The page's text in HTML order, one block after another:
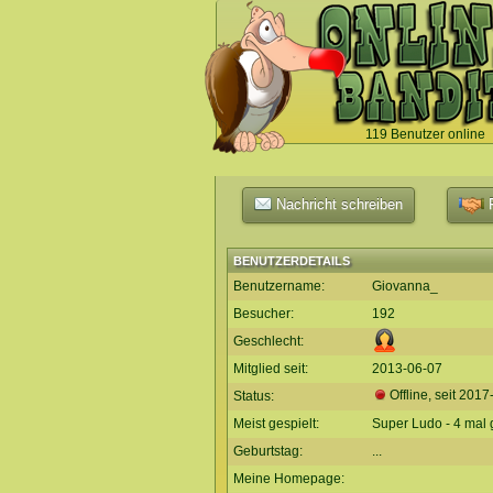
119 Benutzer online
`
Nachricht schreiben
BENUTZERDETAILS
Benutzername:
Giovanna_
Besucher:
192
Geschlecht:
Mitglied seit:
2013-06-07
Status:
Offline, seit
Meist gespielt:
Super Ludo - 4 mal
Geburtstag:
...
Meine Homepage: